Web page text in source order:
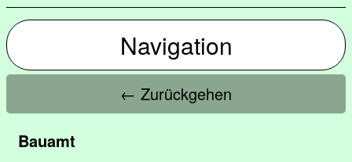
Navigation
← Zurückgehen
Bauamt